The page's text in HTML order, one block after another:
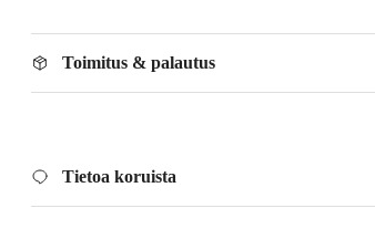
Toimitus & palautus
Tietoa koruista